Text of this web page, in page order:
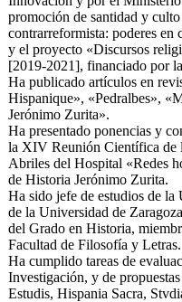
promoción de santidad y
contrarreformista: poderes
y el proyecto «Discursos
[2019-2021], financiado por
Ha publicado artículos en
Hispanique», «Pedralbes»,
Jerónimo Zurita».
Ha presentado ponencias y
la XIV Reunión Científica de
Abriles del Hospital «Redes
de Historia Jerónimo Zurita.
Ha sido jefe de estudios de
de la Universidad de
del Grado en Historia,
Facultad de Filosofía y Letras.
Ha cumplido tareas de
Investigación, y de
Estudis, Hispania Sacra,